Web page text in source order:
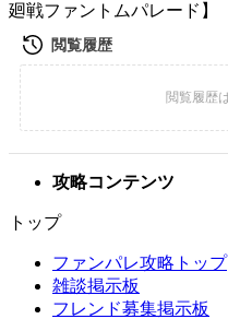
廻戦ファントムパレード】
攻略コンテンツ
トップ
ファンパレ攻略トップ
雑談掲示板
フレンド募集掲示板